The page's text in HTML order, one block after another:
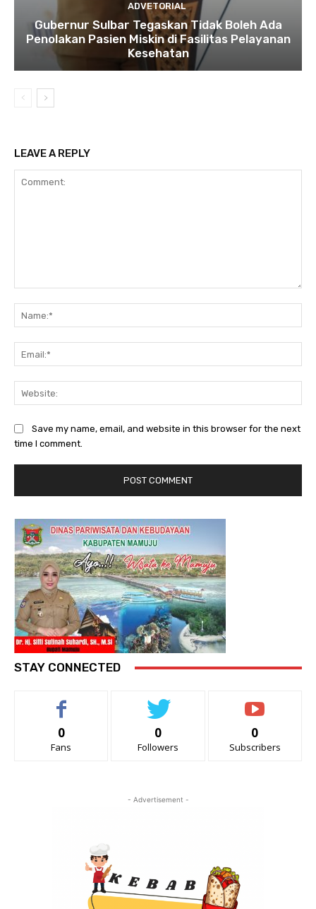
ADVETORIAL
Gubernur Sulbar Tegaskan Tidak Boleh Ada
Penolakan Pasien Miskin di Fasilitas Pelayanan
Kesehatan
LEAVE A REPLY
Save my name, email, and website in this browser for the next
time I comment.
STAY CONNECTED
0
Fans
0
Followers
0
Subscribers
- Advertisement -